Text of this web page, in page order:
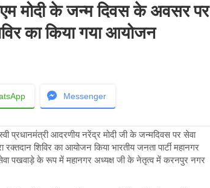
मोदी के जन्म दिवस के अवसर पर
का किया गया आयोजन
Messenger
प्रधानमंत्री आदरणीय नरेंद्र मोदी जी के जन्मदिवस पर सेवा
शिविर का आयोजन किया भारतीय जनता पार्टी महानगर
पखवाड़े के रूप में महानगर अध्यक्ष जी के नेतृत्व में करनपुर नगर